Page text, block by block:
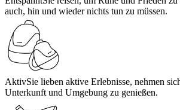
auch, hin und wieder nichts tun zu müssen.
AktivSie lieben aktive Erlebnisse, nehmen
Unterkunft und Umgebung zu genießen.